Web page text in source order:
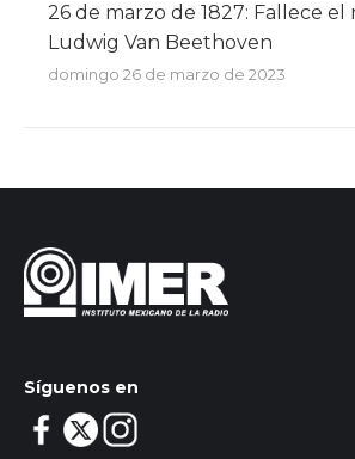
26 de marzo de 1827: Fallece el
Ludwig Van Beethoven
domingo 26 de marzo de 2023
Síguenos en